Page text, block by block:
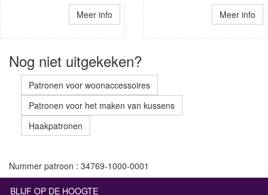
Meer info Meer info
Nog niet uitgekeken?
Patronen voor woonaccessoires
Patronen voor het maken van kussens
Haakpatronen
Nummer patroon : 34769-1000-0001
BLIJF OP DE HOOGTE